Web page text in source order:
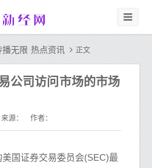
播无限 热点资讯 正文
公司访问市场的市场
源： 作者：
国证券交易委员会(SEC)最